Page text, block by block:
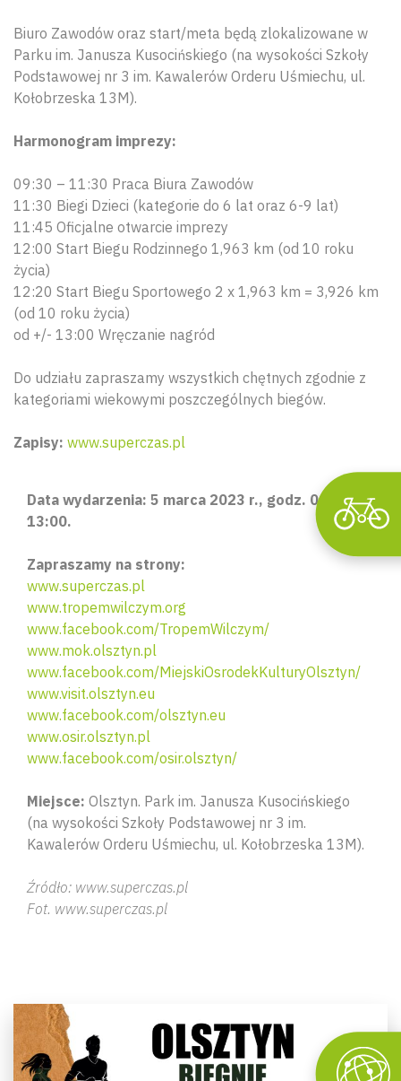
Biuro Zawodów oraz start/meta będą zlokalizowane w
Parku im. Janusza Kusocińskiego (na wysokości Szkoły
Podstawowej nr 3 im. Kawalerów Orderu Uśmiechu, ul.
Kołobrzeska 13M).
Harmonogram imprezy:
09:30 – 11:30 Praca Biura Zawodów
11:30 Biegi Dzieci (kategorie do 6 lat oraz 6-9 lat)
11:45 Oficjalne otwarcie imprezy
12:00 Start Biegu Rodzinnego 1,963 km (od 10 roku
życia)
12:20 Start Biegu Sportowego 2 x 1,963 km = 3,926 km
(od 10 roku życia)
od +/- 13:00 Wręczanie nagród
Do udziału zapraszamy wszystkich chętnych zgodnie z
kategoriami wiekowymi poszczególnych biegów.
Zapisy: www.superczas.pl
Data wydarzenia: 5 marca 2023 r., godz. 09:30. –
13:00.
Zapraszamy na strony:
www.superczas.pl
www.tropemwilczym.org
www.facebook.com/TropemWilczym/
www.mok.olsztyn.pl
www.facebook.com/MiejskiOsrodekKulturyOlsztyn/
www.visit.olsztyn.eu
www.facebook.com/olsztyn.eu
www.osir.olsztyn.pl
www.facebook.com/osir.olsztyn/
Miejsce: Olsztyn. Park im. Janusza Kusocińskiego
(na wysokości Szkoły Podstawowej nr 3 im.
Kawalerów Orderu Uśmiechu, ul. Kołobrzeska 13M).
Źródło: www.superczas.pl
Fot. www.superczas.pl